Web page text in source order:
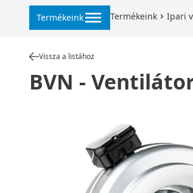
Termékeink Termékeink Ipari
Vissza a listához
BVN -